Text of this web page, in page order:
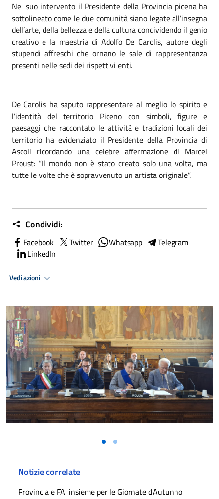
Nel suo intervento il Presidente della Provincia picena ha
sottolineato come le due comunità siano legate all’insegna
dell’arte, della bellezza e della cultura condividendo il genio
creativo e la maestria di Adolfo De Carolis, autore degli
stupendi affreschi che ornano le sale di rappresentanza
presenti nelle sedi dei rispettivi enti.
De Carolis ha saputo rappresentare al meglio lo spirito e
l’identità del territorio Piceno con simboli, figure e
paesaggi che raccontato le attività e tradizioni locali dei
territorio ha evidenziato il Presidente della Provincia di
Ascoli ricordando una celebre affermazione di Marcel
Proust: “Il mondo non è stato creato solo una volta, ma
tutte le volte che è sopravvenuto un artista originale”.
Condividi:
Facebook Twitter Whatsapp
Telegram
LinkedIn
Vedi azioni
Notizie correlate
Provincia e FAI insieme per le Giornate d’Autunno